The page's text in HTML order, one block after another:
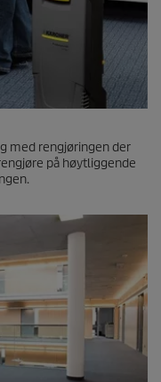
med rengjøringen der
på høytliggende